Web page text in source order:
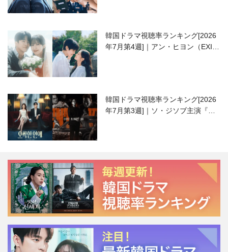
韓国ドラマ視聴率ランキング[2026
年7月第4週]｜アン・ヒヨン（EXID
韓国ドラマ視聴率ランキング[2026
年7月第3週]｜ソ・ジソブ主演『エ